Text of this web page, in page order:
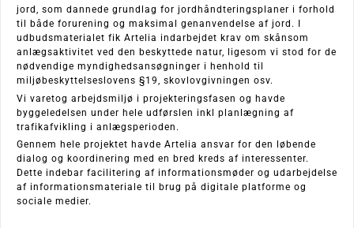
jord, som dannede grundlag for jordhåndteringsplaner i forhold
til både forurening og maksimal genanvendelse af jord. I
udbudsmaterialet fik Artelia indarbejdet krav om skånsom
anlægsaktivitet ved den beskyttede natur, ligesom vi stod for de
nødvendige myndighedsansøgninger i henhold til
miljøbeskyttelseslovens §19, skovlovgivningen osv.
Vi varetog arbejdsmiljø i projekteringsfasen og havde
byggeledelsen under hele udførslen inkl planlægning af
trafikafvikling i anlægsperioden.
Gennem hele projektet havde Artelia ansvar for den løbende
dialog og koordinering med en bred kreds af interessenter.
Dette indebar facilitering af informationsmøder og udarbejdelse
af informationsmateriale til brug på digitale platforme og
sociale medier.